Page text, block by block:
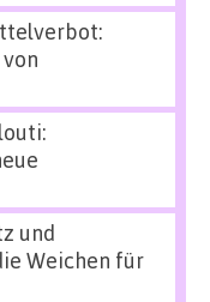
und
Weichen für